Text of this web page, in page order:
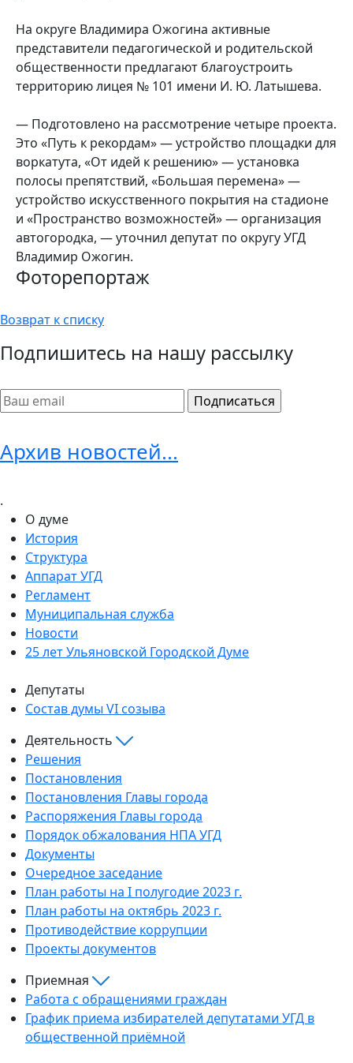
На округе Владимира Ожогина активные
представители педагогической и родительской
общественности предлагают благоустроить
территорию лицея № 101 имени И. Ю. Латышева.
— Подготовлено на рассмотрение четыре проекта.
Это «Путь к рекордам» — устройство площадки для
воркатута, «От идей к решению» — установка
полосы препятствий, «Большая перемена» —
устройство искусственного покрытия на стадионе
и «Пространство возможностей» — организация
автогородка, — уточнил депутат по округу УГД
Владимир Ожогин.
Фоторепортаж
Возврат к списку
Подпишитесь на нашу рассылку
Архив новостей...
.
О думе
История
Структура
Аппарат УГД
Регламент
Муниципальная служба
Новости
25 лет Ульяновской Городской Думе
Депутаты
Состав думы VI созыва
Деятельность
Решения
Постановления
Постановления Главы города
Распоряжения Главы города
Порядок обжалования НПА УГД
Документы
Очередное заседание
План работы на I полугодие 2023 г.
План работы на октябрь 2023 г.
Противодействие коррупции
Проекты документов
Приемная
Работа с обращениями граждан
График приема избирателей депутатами УГД в
общественной приёмной